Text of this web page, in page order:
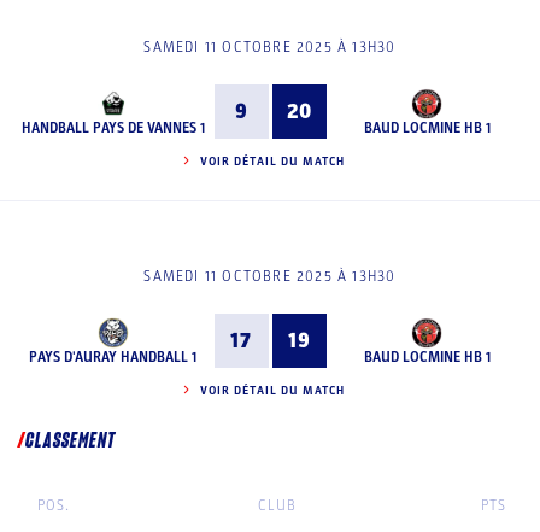
SAMEDI 11 OCTOBRE 2025 À 13H30
HANDBALL PAYS DE VANNES 1
9 20
BAUD LOCMINE HB 1
VOIR DÉTAIL DU MATCH
SAMEDI 11 OCTOBRE 2025 À 13H30
PAYS D'AURAY HANDBALL 1
17 19
BAUD LOCMINE HB 1
VOIR DÉTAIL DU MATCH
CLASSEMENT
POS. CLUB PTS